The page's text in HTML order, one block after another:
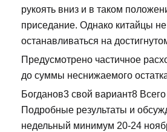
рукоять вниз и в таком
приседание. Однако китайцы
останавливаться на
Предусмотрено частичное
до суммы неснижаемого
Богданов3 свой вариант8
Подробные результаты и
недельный минимум 20-24